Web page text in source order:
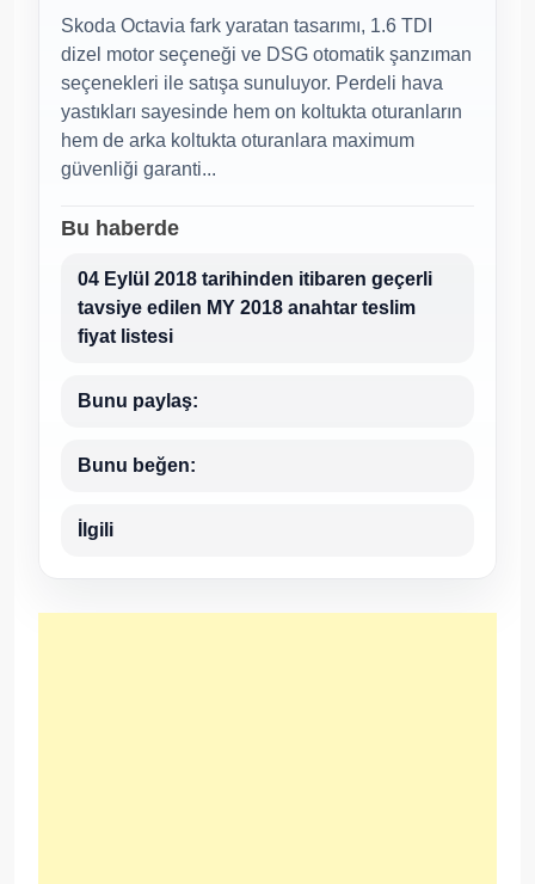
Skoda Octavia fark yaratan tasarımı, 1.6 TDI
dizel motor seçeneği ve DSG otomatik şanzıman
seçenekleri ile satışa sunuluyor. Perdeli hava
yastıkları sayesinde hem on koltukta oturanların
hem de arka koltukta oturanlara maximum
güvenliği garanti...
Bu haberde
04 Eylül 2018 tarihinden itibaren geçerli
tavsiye edilen MY 2018 anahtar teslim
fiyat listesi
Bunu paylaş:
Bunu beğen:
İlgili